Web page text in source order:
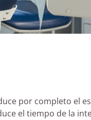
por completo el
el tiempo de la